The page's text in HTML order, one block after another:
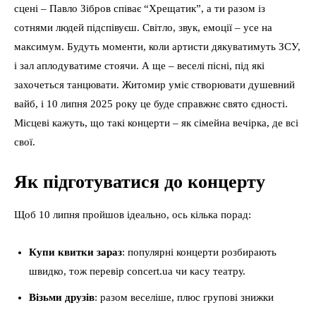
сцені – Павло Зібров співає “Хрещатик”, а ти разом із
сотнями людей підспівуєш. Світло, звук, емоції – усе на
максимум. Будуть моменти, коли артисти дякуватимуть ЗСУ,
і зал аплодуватиме стоячи. А ще – веселі пісні, під які
захочеться танцювати. Житомир уміє створювати душевний
вайб, і 10 липня 2025 року це буде справжнє свято єдності.
Місцеві кажуть, що такі концерти – як сімейна вечірка, де всі
свої.
Як підготуватися до концерту
Щоб 10 липня пройшов ідеально, ось кілька порад:
Купи квитки зараз: популярні концерти розбирають
швидко, тож перевір concert.ua чи касу театру.
Візьми друзів: разом веселіше, плюс групові знижки